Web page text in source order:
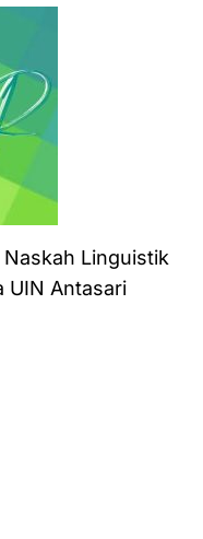
Linguistik
UIN Antasari